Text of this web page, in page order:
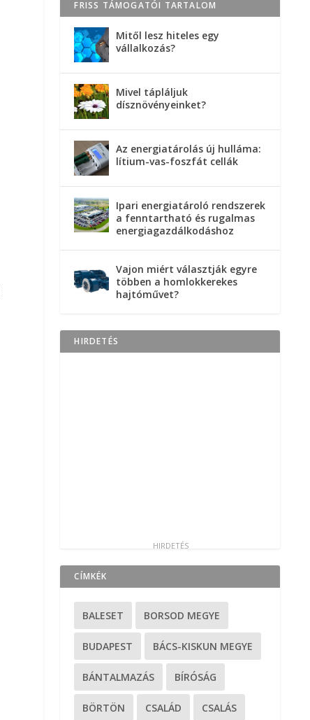
FRISS TÁMOGATÓI TARTALOM
Mitől lesz hiteles egy
vállalkozás?
Mivel tápláljuk
dísznövényeinket?
Az energiatárolás új hulláma:
lítium-vas-foszfát cellák
Ipari energiatároló rendszerek
a fenntartható és rugalmas
energiagazdálkodáshoz
Vajon miért választják egyre
többen a homlokkerekes
hajtóművet?
HIRDETÉS
CÍMKÉK
BALESET BORSOD MEGYE
BUDAPEST BÁCS-KISKUN MEGYE
BÁNTALMAZÁS BÍRÓSÁG
BÖRTÖN CSALÁD CSALÁS